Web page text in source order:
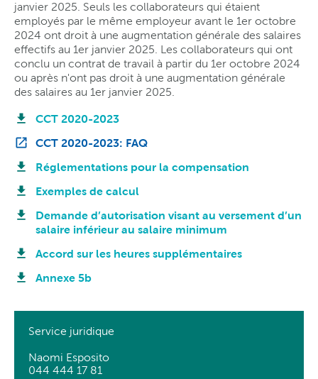
janvier 2025. Seuls les collaborateurs qui étaient
employés par le même employeur avant le 1er octobre
2024 ont droit à une augmentation générale des salaires
effectifs au 1er janvier 2025. Les collaborateurs qui ont
conclu un contrat de travail à partir du 1er octobre 2024
ou après n'ont pas droit à une augmentation générale
des salaires au 1er janvier 2025.
CCT 2020-2023
CCT 2020-2023: FAQ
Réglementations pour la compensation
Exemples de calcul
Demande d’autorisation visant au versement d’un
salaire inférieur au salaire minimum
Accord sur les heures supplémentaires
Annexe 5b
Service juridique
Naomi Esposito
044 444 17 81